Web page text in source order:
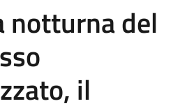
notturna del
il